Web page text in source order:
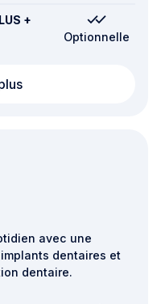
+
Optionnelle
Soins dentaires
avec une
dentaires et
dentaire.